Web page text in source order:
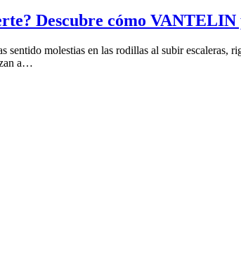
Descubre cómo VANTELIN
molestias en las rodillas al subir escaleras,
a…